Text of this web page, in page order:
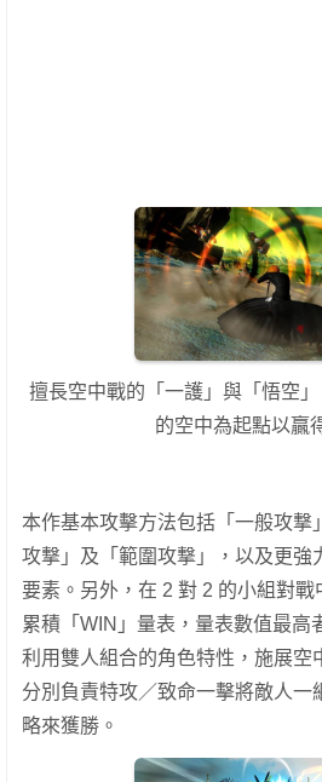
擅長空中戰的「一護」與「悟空
的空中為起點以贏
本作基本攻擊方法包括「一般攻撃
攻撃」及「範圍攻撃」，以及更強
要素。另外，在 2 對 2 的小組對
累積「WIN」量表，量表數值最高
利用雙人組合的角色特性，施展空
分別負責特攻／致命一擊將敵人一
略來獲勝。